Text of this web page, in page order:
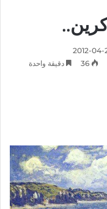
2012-04-
36 دقيقة واحدة